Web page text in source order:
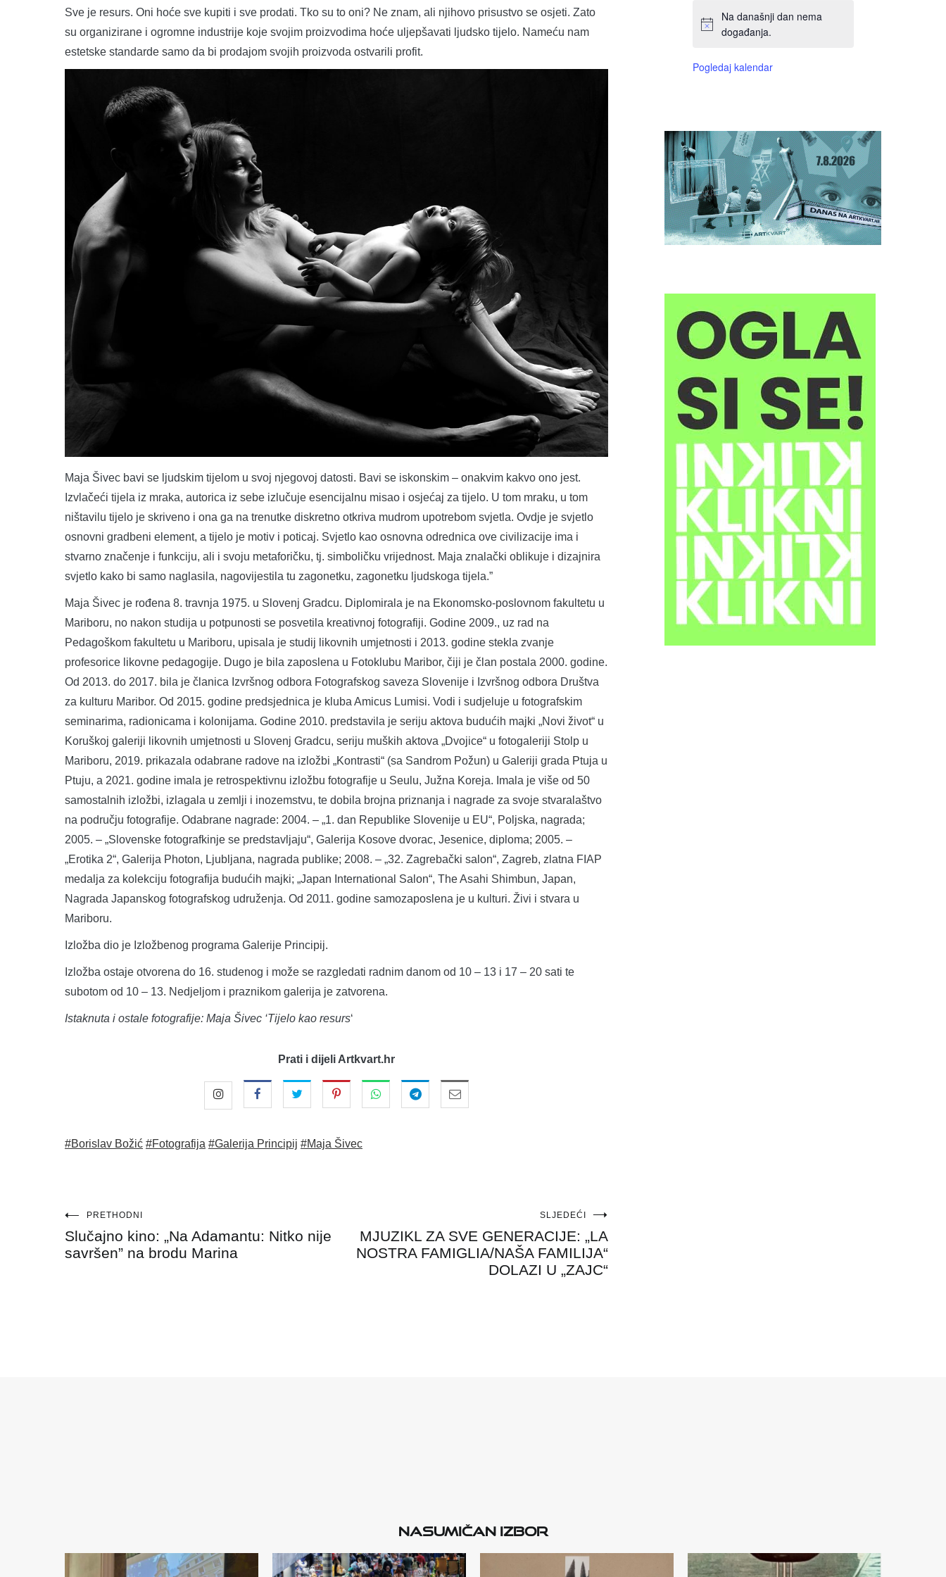
Sve je resurs. Oni hoće sve kupiti i sve prodati. Tko su to oni? Ne znam, ali njihovo prisustvo se osjeti. Zato
su organizirane i ogromne industrije koje svojim proizvodima hoće uljepšavati ljudsko tijelo. Nameću nam
estetske standarde samo da bi prodajom svojih proizvoda ostvarili profit.
Maja Šivec bavi se ljudskim tijelom u svoj njegovoj datosti. Bavi se iskonskim – onakvim kakvo ono jest.
Izvlačeći tijela iz mraka, autorica iz sebe izlučuje esencijalnu misao i osjećaj za tijelo. U tom mraku, u tom
ništavilu tijelo je skriveno i ona ga na trenutke diskretno otkriva mudrom upotrebom svjetla. Ovdje je svjetlo
osnovni gradbeni element, a tijelo je motiv i poticaj. Svjetlo kao osnovna odrednica ove civilizacije ima i
stvarno značenje i funkciju, ali i svoju metaforičku, tj. simboličku vrijednost. Maja znalački oblikuje i dizajnira
svjetlo kako bi samo naglasila, nagovijestila tu zagonetku, zagonetku ljudskoga tijela.”
Maja Šivec je rođena 8. travnja 1975. u Slovenj Gradcu. Diplomirala je na Ekonomsko-poslovnom fakultetu u
Mariboru, no nakon studija u potpunosti se posvetila kreativnoj fotografiji. Godine 2009., uz rad na
Pedagoškom fakultetu u Mariboru, upisala je studij likovnih umjetnosti i 2013. godine stekla zvanje
profesorice likovne pedagogije. Dugo je bila zaposlena u Fotoklubu Maribor, čiji je član postala 2000. godine.
Od 2013. do 2017. bila je članica Izvršnog odbora Fotografskog saveza Slovenije i Izvršnog odbora Društva
za kulturu Maribor. Od 2015. godine predsjednica je kluba Amicus Lumisi. Vodi i sudjeluje u fotografskim
seminarima, radionicama i kolonijama. Godine 2010. predstavila je seriju aktova budućih majki „Novi život“ u
Koruškoj galeriji likovnih umjetnosti u Slovenj Gradcu, seriju muških aktova „Dvojice“ u fotogaleriji Stolp u
Mariboru, 2019. prikazala odabrane radove na izložbi „Kontrasti“ (sa Sandrom Požun) u Galeriji grada Ptuja u
Ptuju, a 2021. godine imala je retrospektivnu izložbu fotografije u Seulu, Južna Koreja. Imala je više od 50
samostalnih izložbi, izlagala u zemlji i inozemstvu, te dobila brojna priznanja i nagrade za svoje stvaralaštvo
na području fotografije. Odabrane nagrade: 2004. – „1. dan Republike Slovenije u EU“, Poljska, nagrada;
2005. – „Slovenske fotografkinje se predstavljaju“, Galerija Kosove dvorac, Jesenice, diploma; 2005. –
„Erotika 2“, Galerija Photon, Ljubljana, nagrada publike; 2008. – „32. Zagrebački salon“, Zagreb, zlatna FIAP
medalja za kolekciju fotografija budućih majki; „Japan International Salon“, The Asahi Shimbun, Japan,
Nagrada Japanskog fotografskog udruženja. Od 2011. godine samozaposlena je u kulturi. Živi i stvara u
Mariboru.
Izložba dio je Izložbenog programa Galerije Principij.
Izložba ostaje otvorena do 16. studenog i može se razgledati radnim danom od 10 – 13 i 17 – 20 sati te
subotom od 10 – 13. Nedjeljom i praznikom galerija je zatvorena.
Istaknuta i ostale fotografije: Maja Šivec ‘Tijelo kao resurs‘
Prati i dijeli Artkvart.hr
#Borislav Božić #Fotografija #Galerija Principij #Maja Šivec
Navigacija
objava
PRETHODNI
Slučajno kino: „Na Adamantu: Nitko nije
savršen” na brodu Marina
SLJEDEĆI
MJUZIKL ZA SVE GENERACIJE: „LA
NOSTRA FAMIGLIA/NAŠA FAMILIJA“
DOLAZI U „ZAJC“
Na današnji dan nema
događanja.
Pogledaj kalendar
Nasumičan izbor